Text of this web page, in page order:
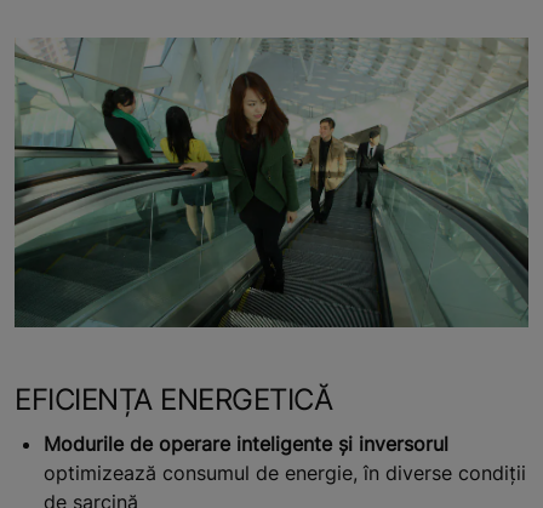
EFICIENȚA ENERGETICĂ
Modurile de operare inteligente și inversorul
optimizează consumul de energie, în diverse condiții
de sarcină